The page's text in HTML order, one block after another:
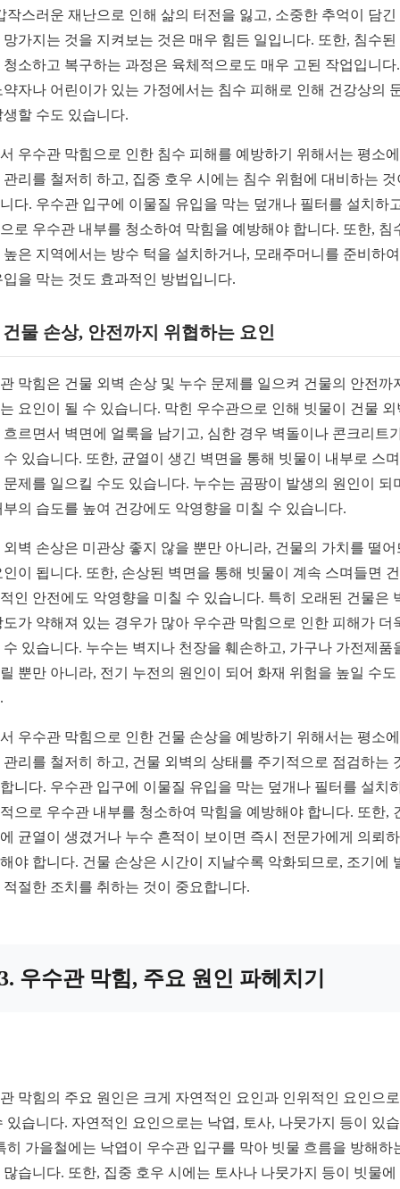
작스러운 재난으로 인해 삶의 터전을 잃고, 소중한 추억이 담긴
망가지는 것을 지켜보는 것은 매우 힘든 일입니다. 또한, 침수된
청소하고 복구하는 과정은 육체적으로도 매우 고된 작업입니다
약자나 어린이가 있는 가정에서는 침수 피해로 인해 건강상의
생할 수도 있습니다.
우수관 막힘으로 인한 침수 피해를 예방하기 위해서는 평소
관리를 철저히 하고, 집중 호우 시에는 침수 위험에 대비하는 것
다. 우수관 입구에 이물질 유입을 막는 덮개나 필터를 설치하
로 우수관 내부를 청소하여 막힘을 예방해야 합니다. 또한, 침
높은 지역에서는 방수 턱을 설치하거나, 모래주머니를 준비하
입을 막는 것도 효과적인 방법입니다.
건물 손상, 안전까지 위협하는 요인
막힘은 건물 외벽 손상 및 누수 문제를 일으켜 건물의 안전까
요인이 될 수 있습니다. 막힌 우수관으로 인해 빗물이 건물 외
흐르면서 벽면에 얼룩을 남기고, 심한 경우 벽돌이나 콘크리트
수 있습니다. 또한, 균열이 생긴 벽면을 통해 빗물이 내부로 스
문제를 일으킬 수도 있습니다. 누수는 곰팡이 발생의 원인이 되
부의 습도를 높여 건강에도 악영향을 미칠 수 있습니다.
외벽 손상은 미관상 좋지 않을 뿐만 아니라, 건물의 가치를 떨어
인이 됩니다. 또한, 손상된 벽면을 통해 빗물이 계속 스며들면
인 안전에도 악영향을 미칠 수 있습니다. 특히 오래된 건물은
도가 약해져 있는 경우가 많아 우수관 막힘으로 인한 피해가 더
수 있습니다. 누수는 벽지나 천장을 훼손하고, 가구나 가전제품
뿐만 아니라, 전기 누전의 원인이 되어 화재 위험을 높일 수도
우수관 막힘으로 인한 건물 손상을 예방하기 위해서는 평소
관리를 철저히 하고, 건물 외벽의 상태를 주기적으로 점검하는
니다. 우수관 입구에 이물질 유입을 막는 덮개나 필터를 설치
으로 우수관 내부를 청소하여 막힘을 예방해야 합니다. 또한,
균열이 생겼거나 누수 흔적이 보이면 즉시 전문가에게 의뢰
야 합니다. 건물 손상은 시간이 지날수록 악화되므로, 조기에
적절한 조치를 취하는 것이 중요합니다.
우수관 막힘, 주요 원인 파헤치기
막힘의 주요 원인은 크게 자연적인 요인과 인위적인 요인으
있습니다. 자연적인 요인으로는 낙엽, 토사, 나뭇가지 등이 있
히 가을철에는 낙엽이 우수관 입구를 막아 빗물 흐름을 방해하
많습니다. 또한, 집중 호우 시에는 토사나 나뭇가지 등이 빗물에